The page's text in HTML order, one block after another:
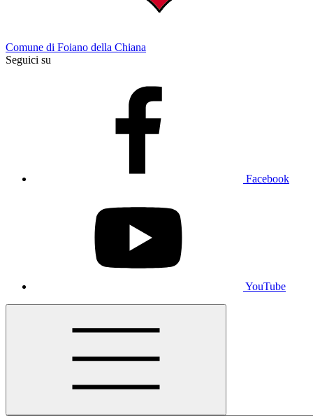
Comune di Foiano della Chiana
Seguici su
Facebook
YouTube